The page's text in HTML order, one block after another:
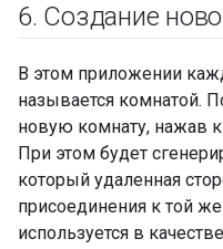
6. Создание
В этом приложении
называется комнатой.
новую комнату, нажав
При этом будет
который удаленная
присоединения к той
используется в